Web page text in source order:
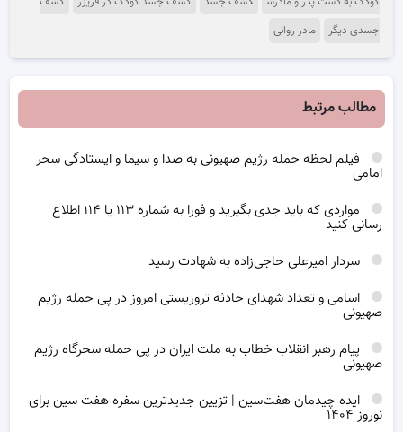
جسدی دیگر
مادر روانی
مطالب مرتبط
فیلم لحظه حمله رژیم صهیونی به صدا و سیما و ایستادگی سحر
امامی
مواردی که باید جدی بگیرید و فورا به شماره ۱۱۳ یا ۱۱۴ اطلاع
رسانی کنید
سردار امیرعلی حاجی‌زاده به شهادت رسید
اسامی و تعداد شهدای حادثه تروریستی امروز در پی حمله رژیم
صهیونی
پیام رهبر انقلاب خطاب به ملت ایران در پی حمله سحرگاه رژیم
صهیونی
ایده چیدمان هفت‌سین | تزیین جدیدترین سفره هفت سین برای
نوروز ۱۴۰۴